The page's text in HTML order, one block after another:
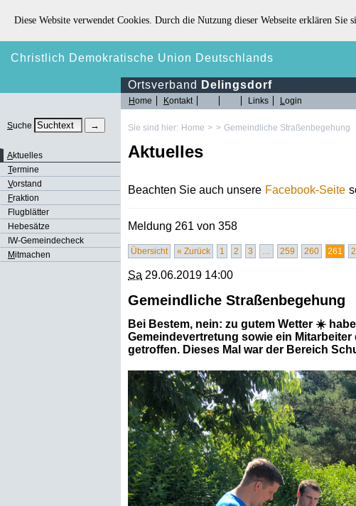
Diese Website verwendet Cookies. Durch die Nutzung dieser Webseite erklären Sie
Christlich Demokratische Union Deutschlands
Ortsverband Delingsdorf
Suche
Aktuelles
Termine
Vorstand
Fraktion
Flugblätter
Hebesätze
IW-Gemeindecheck
Mitmachen
Home Kontakt Links Login
Sie sind hier: Home > > Gemeindliche Straßenbegehung
Aktuelles
Beachten Sie auch unsere Facebook-Seite
Meldung 261 von 358
Übersicht « Zurück 1 2 3 … 259 260 261
Sa 29.06.2019 14:00
Gemeindliche Straßenbegehung
Bei Bestem, nein: zu gutem Wetter ☀️
Gemeindevertretung sowie ein
getroffen. Dieses Mal war der Bereich